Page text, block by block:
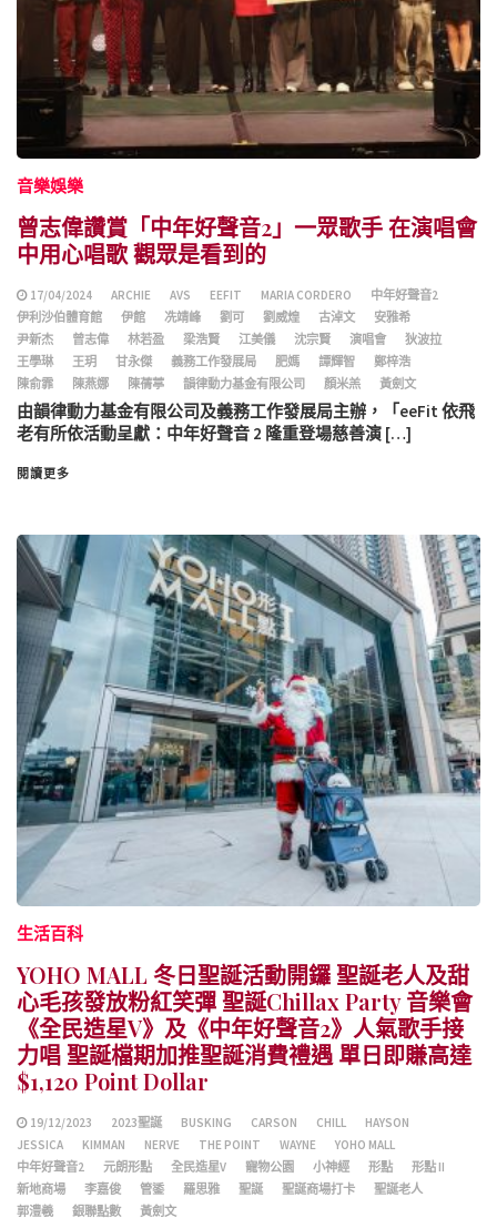
音樂娛樂
曾志偉讚賞「中年好聲音2」一眾歌手 在演唱會
中用心唱歌 觀眾是看到的
17/04/2024 ARCHIE AVS EEFIT MARIA CORDERO
中年好聲音2
伊利沙伯體育館
伊館 冼靖峰 劉可 劉威煌 古淖文
安雅希
尹新杰
曾志偉 林若盈 梁浩賢 江美儀 沈宗賢 演唱會
狄波拉
王學琳
王玥 甘永傑 義務工作發展局 肥媽 譚輝智
鄭梓浩
陳俞霏
陳燕娜 陳蒨葶 韻律動力基金有限公司 顏米羔 黃劍文
由韻律動力基金有限公司及義務工作發展局主辦，「eeFit 依飛
老有所依活動呈獻：中年好聲音 2 隆重登場慈善演 […]
閱讀更多
生活百科
YOHO MALL 冬日聖誕活動開鑼 聖誕老人及甜
心毛孩發放粉紅笑彈 聖誕Chillax Party 音樂會
《全民造星V》及《中年好聲音2》人氣歌手接
力唱 聖誕檔期加推聖誕消費禮遇 單日即賺高達
$1,120 Point Dollar
19/12/2023 2023聖誕 BUSKING CARSON CHILL
HAYSON
JESSICA
KIMMAN NERVE THE POINT WAYNE
YOHO MALL
中年好聲音2
元朗形點 全民造星V 寵物公園 小神經 形點
形點 II
新地商場
李嘉俊 管鋈 羅思雅 聖誕 聖誕商場打卡
聖誕老⼈
郭澧羲
銀聯點數 黃劍文